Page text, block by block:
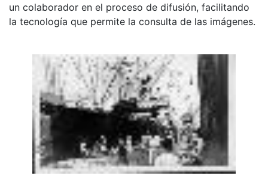
un colaborador en el proceso de difusión, facilitando
la tecnología que permite la consulta de las imágenes.